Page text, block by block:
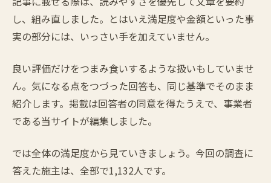
し、組み直しました。とはいえ満足度や金額といった事
実の部分には、いっさい手を加えていません。
良い評価だけをつまみ食いするような扱いもしていませ
ん。気になる点をつづった回答も、同じ基準でそのまま
紹介します。掲載は回答者の同意を得たうえで、事業者
である当サイトが編集しました。
では全体の満足度から見ていきましょう。今回の調査に
答えた施主は、全部で1,132人です。